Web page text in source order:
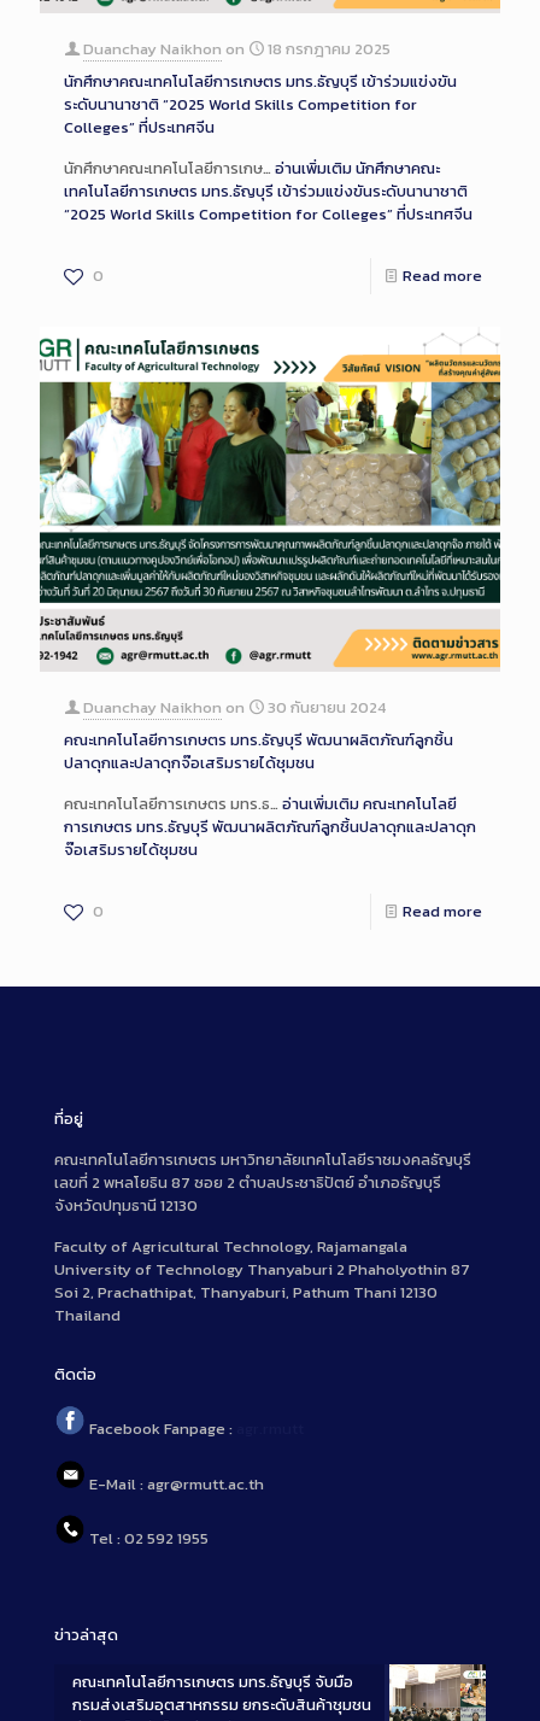
Duanchay Naikhon on
18 กรกฎาคม 2025
นักศึกษาคณะเทคโนโลยีการเกษตร มทร.ธัญบุรี เข้าร่วมแข่งขัน
ระดับนานาชาติ “2025 World Skills Competition for
Colleges” ที่ประเทศจีน
นักศึกษาคณะเทคโนโลยีการเกษ… อ่านเพิ่มเติมนักศึกษาคณะ
เทคโนโลยีการเกษตร มทร.ธัญบุรี เข้าร่วมแข่งขันระดับนานาชาติ
“2025 World Skills Competition for Colleges” ที่ประเทศจีน
0 Read more
Duanchay Naikhon on
30 กันยายน 2024
คณะเทคโนโลยีการเกษตร มทร.ธัญบุรี พัฒนาผลิตภัณฑ์ลูกชิ้น
ปลาดุกและปลาดุกจ๊อเสริมรายได้ชุมชน
คณะเทคโนโลยีการเกษตร มทร.ธ… อ่านเพิ่มเติมคณะเทคโนโลยี
การเกษตร มทร.ธัญบุรี พัฒนาผลิตภัณฑ์ลูกชิ้นปลาดุกและปลาดุก
จ๊อเสริมรายได้ชุมชน
0 Read more
ที่อยู่
คณะเทคโนโลยีการเกษตร มหาวิทยาลัยเทคโนโลยีราชมงคลธัญบุรี
เลขที่ 2 พหลโยธิน 87 ซอย 2 ตำบลประชาธิปัตย์ อำเภอธัญบุรี
จังหวัดปทุมธานี 12130
Faculty of Agricultural Technology, Rajamangala
University of Technology Thanyaburi 2 Phaholyothin 87
Soi 2, Prachathipat, Thanyaburi, Pathum Thani 12130
Thailand
ติดต่อ
Facebook Fanpage :
E-Mail : agr@rmutt.ac.th
Tel : 02 592 1955
ข่าวล่าสุด
คณะเทคโนโลยีการเกษตร มทร.ธัญบุรี จับมือ
กรมส่งเสริมอุตสาหกรรม ยกระดับสินค้าชุมชน